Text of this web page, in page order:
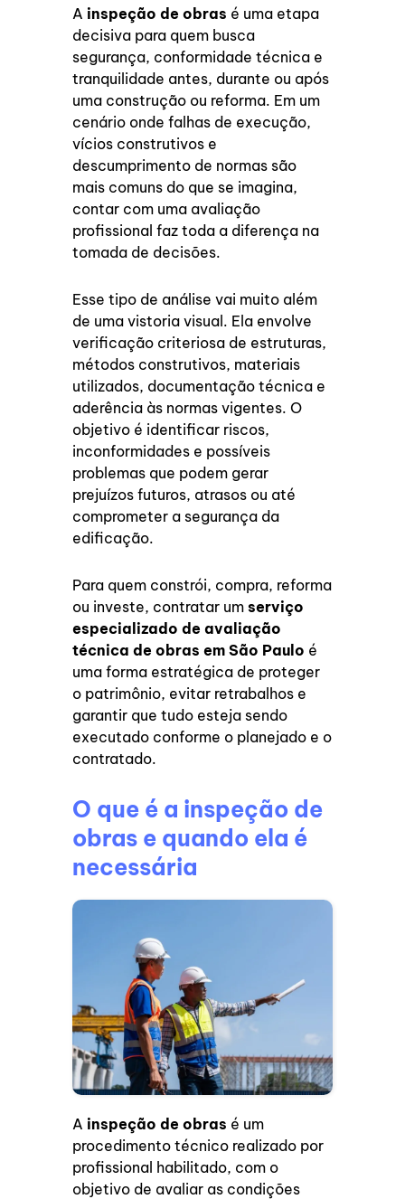
A inspeção de obras é uma etapa
decisiva para quem busca
segurança, conformidade técnica e
tranquilidade antes, durante ou após
uma construção ou reforma. Em um
cenário onde falhas de execução,
vícios construtivos e
descumprimento de normas são
mais comuns do que se imagina,
contar com uma avaliação
profissional faz toda a diferença na
tomada de decisões.
Esse tipo de análise vai muito além
de uma vistoria visual. Ela envolve
verificação criteriosa de estruturas,
métodos construtivos, materiais
utilizados, documentação técnica e
aderência às normas vigentes. O
objetivo é identificar riscos,
inconformidades e possíveis
problemas que podem gerar
prejuízos futuros, atrasos ou até
comprometer a segurança da
edificação.
Para quem constrói, compra, reforma
ou investe, contratar umserviço
especializado de avaliação
técnica de obras em São Paulo é
uma forma estratégica de proteger
o patrimônio, evitar retrabalhos e
garantir que tudo esteja sendo
executado conforme o planejado e o
contratado.
O que é a inspeção de
obras e quando ela é
necessária
A inspeção de obras é um
procedimento técnico realizado por
profissional habilitado, com o
objetivo de avaliar as condições